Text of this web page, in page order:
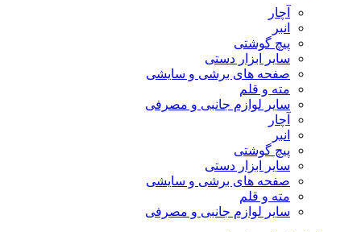
آچار
انبر
پیچ گوشتی
سایر ابزار دستی
صفحه های برشی و سایشی
مته و قلم
سایر لوازم جانبی و مصرفی
آچار
انبر
پیچ گوشتی
سایر ابزار دستی
صفحه های برشی و سایشی
مته و قلم
سایر لوازم جانبی و مصرفی